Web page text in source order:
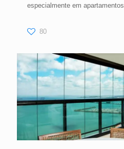
especialmente em apartamentos
80